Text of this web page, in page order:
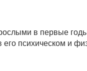
в первые
психическом и